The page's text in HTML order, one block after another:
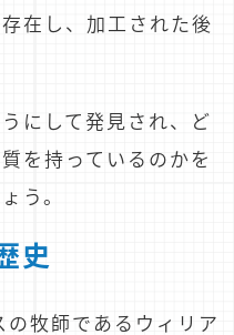
在し、加工された後
にして発見され、ど
を持っているのかを
う。
史
牧師であるウィリア